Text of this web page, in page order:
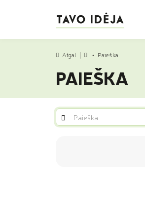
Atgal
Paieška
PAIEŠKA
Paieška